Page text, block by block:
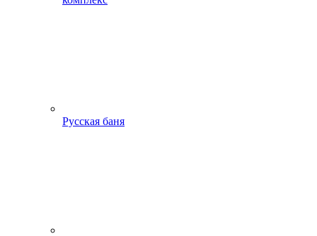
Русская баня